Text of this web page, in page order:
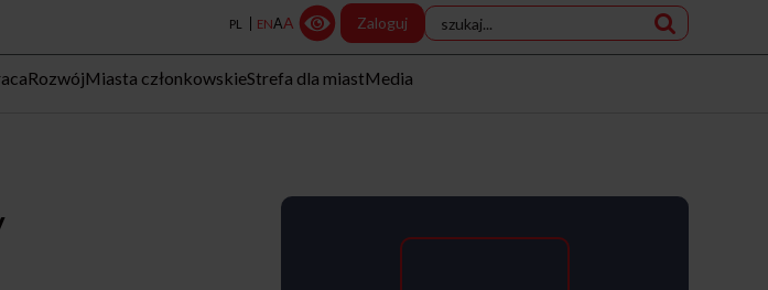
PL ENAA Zaloguj
RozwójMiasta członkowskieStrefa dla miastMedia